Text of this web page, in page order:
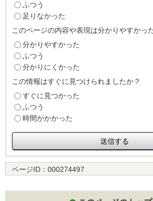
ふつう
足りなかった
このページの内容や表現は分かりやすかっ
分かりやすかった
ふつう
分かりにくかった
この情報はすぐに見つけられましたか？
すぐに見つかった
ふつう
時間がかかった
ページID： 000274497